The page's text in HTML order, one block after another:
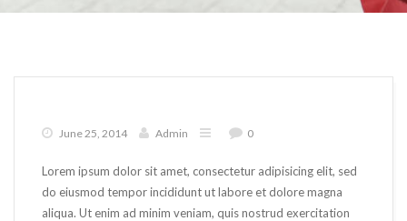
June 25, 2014 Admin 0
Lorem ipsum dolor sit amet, consectetur adipisicing elit, sed
do eiusmod tempor incididunt ut labore et dolore magna
aliqua. Ut enim ad minim veniam, quis nostrud exercitation